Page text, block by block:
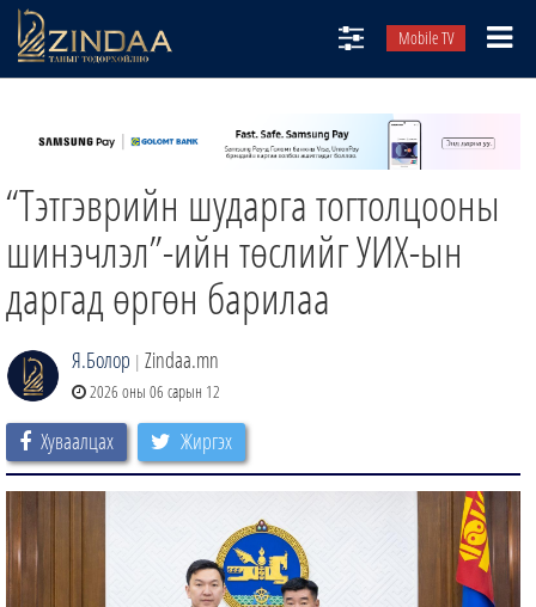
Mobile TV
ТВ8
ӨГЛӨӨНИЙ СОНИН
АУДИО ЗОХИОЛ
“Тэтгэврийн шударга тогтолцооны
шинэчлэл”-ийн төслийг УИХ-ын
даргад өргөн барилаа
Я.Болор | Zindaa.mn
2026 оны 06 сарын 12
Хуваалцах Жиргэх